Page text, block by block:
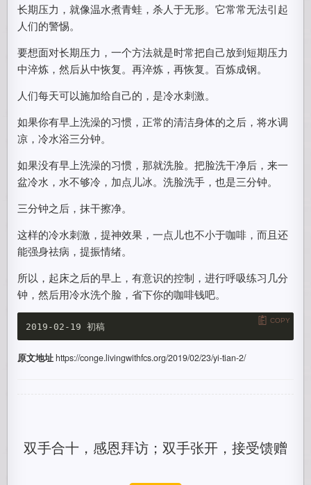
长期压力，就像温水煮青蛙，杀人于无形。它常常无法引起
人们的警惕。
要想面对长期压力，一个方法就是时常把自己放到短期压力
中淬炼，然后从中恢复。再淬炼，再恢复。百炼成钢。
人们每天可以施加给自己的，是冷水刺激。
如果你有早上洗澡的习惯，正常的清洁身体的之后，将水调
凉，冷水浴三分钟。
如果没有早上洗澡的习惯，那就洗脸。把脸洗干净后，来一
盆冷水，水不够冷，加点儿冰。洗脸洗手，也是三分钟。
三分钟之后，抹干擦净。
这样的冷水刺激，提神效果，一点儿也不小于咖啡，而且还
能强身祛病，提振情绪。
所以，起床之后的早上，有意识的控制，进行呼吸练习几分
钟，然后用冷水洗个脸，省下你的咖啡钱吧。
COPY
原文地址https://conge.livingwithfcs.org/2019/02/23/yi-tian-2/
双手合十，感恩拜访；双手张开，接受馈赠